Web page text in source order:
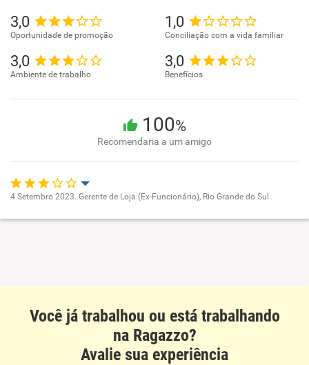
3,0
Oportunidade de promoção
1,0
Conciliação com a vida familiar
3,0
Ambiente de trabalho
3,0
Benefícios
100%
Recomendaria a um amigo
Benefícios
Recomenda esta empresa
4 Setembro 2023. Gerente de Loja (Ex-Funcionário), Rio Grande do Sul
Você já trabalhou ou está trabalhando
na Ragazzo?
Avalie sua experiência